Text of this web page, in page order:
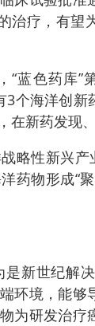
治疗，有
“蓝色药库
个海洋创
新药发现
略性新兴产
药物形成“
新世纪解
环境，能够
为研发治疗